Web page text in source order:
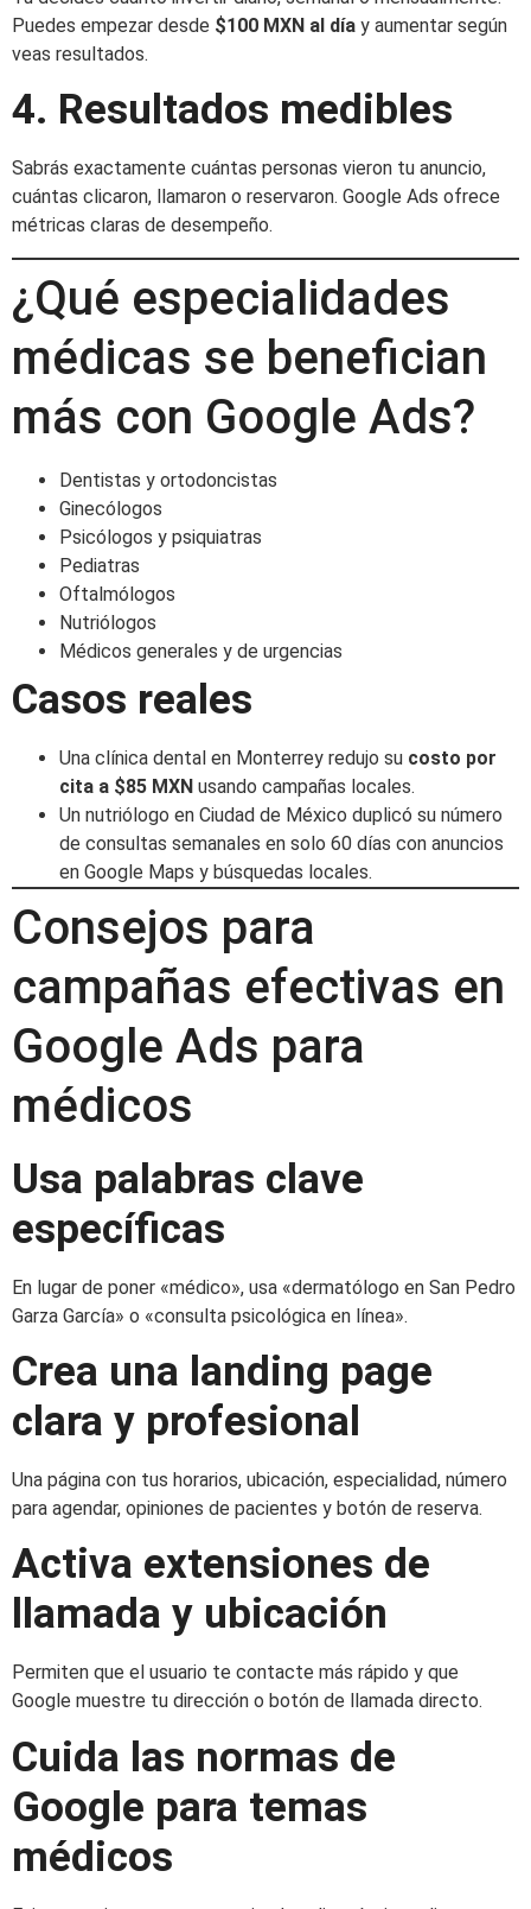
Puedes empezar desde $100 MXN al día y aumentar según
veas resultados.
4. Resultados medibles
Sabrás exactamente cuántas personas vieron tu anuncio,
cuántas clicaron, llamaron o reservaron. Google Ads ofrece
métricas claras de desempeño.
¿Qué especialidades
médicas se benefician
más con Google Ads?
Dentistas y ortodoncistas
Ginecólogos
Psicólogos y psiquiatras
Pediatras
Oftalmólogos
Nutriólogos
Médicos generales y de urgencias
Casos reales
Una clínica dental en Monterrey redujo su costo por
cita a $85 MXN usando campañas locales.
Un nutriólogo en Ciudad de México duplicó su número
de consultas semanales en solo 60 días con anuncios
en Google Maps y búsquedas locales.
Consejos para
campañas efectivas en
Google Ads para
médicos
Usa palabras clave
específicas
En lugar de poner «médico», usa «dermatólogo en San Pedro
Garza García» o «consulta psicológica en línea».
Crea una landing page
clara y profesional
Una página con tus horarios, ubicación, especialidad, número
para agendar, opiniones de pacientes y botón de reserva.
Activa extensiones de
llamada y ubicación
Permiten que el usuario te contacte más rápido y que
Google muestre tu dirección o botón de llamada directo.
Cuida las normas de
Google para temas
médicos